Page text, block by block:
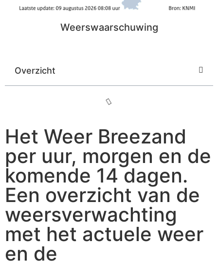
Weerswaarschuwing
Overzicht
Het Weer Breezand
per uur, morgen en de
komende 14 dagen.
Een overzicht van de
weersverwachting
met het actuele weer
en de